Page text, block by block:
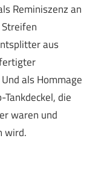
Reminiszenz an
aus
als Hommage
die
waren und
wird.